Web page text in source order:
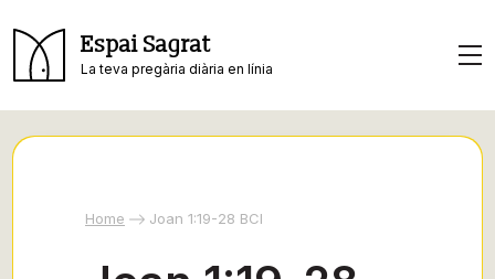
Espai Sagrat
La teva pregària diària en línia
Home Joan 1:19-28 BCI